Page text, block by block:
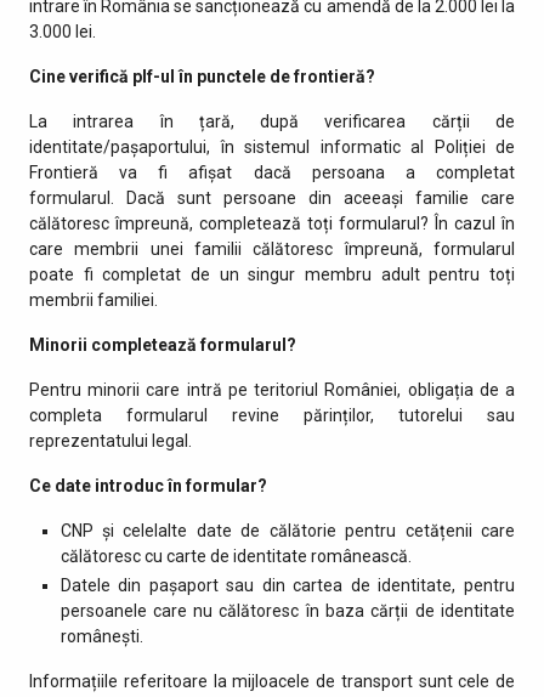
intrare în România se sancționează cu amendă de la 2.000 lei la
3.000 lei.
Cine verifică plf-ul în punctele de frontieră?
La intrarea în țară, după verificarea cărții de
identitate/pașaportului, în sistemul informatic al Poliției de
Frontieră va fi afișat dacă persoana a completat
formularul. Dacă sunt persoane din aceeași familie care
călătoresc împreună, completează toți formularul? În cazul în
care membrii unei familii călătoresc împreună, formularul
poate fi completat de un singur membru adult pentru toți
membrii familiei.
Minorii completează formularul?
Pentru minorii care intră pe teritoriul României, obligația de a
completa formularul revine părinților, tutorelui sau
reprezentatului legal.
Ce date introduc în formular?
CNP și celelalte date de călătorie pentru cetățenii care
călătoresc cu carte de identitate românească.
Datele din pașaport sau din cartea de identitate, pentru
persoanele care nu călătoresc în baza cărții de identitate
românești.
Informațiile referitoare la mijloacele de transport sunt cele de